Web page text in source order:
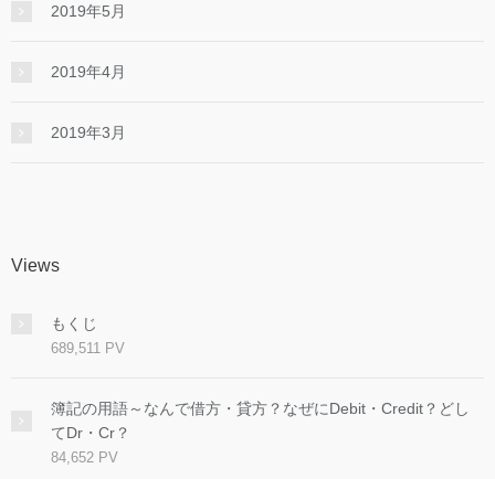
2019年5月
2019年4月
2019年3月
Views
もくじ
689,511 PV
簿記の用語～なんで借方・貸方？なぜにDebit・Credit？どし
てDr・Cr？
84,652 PV